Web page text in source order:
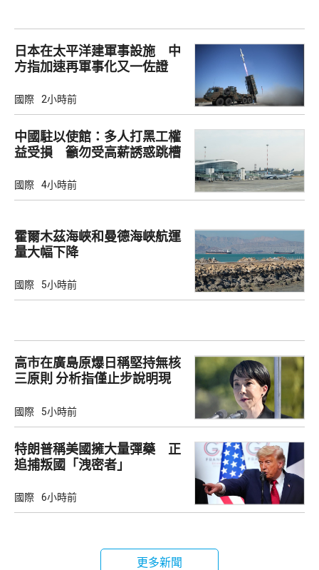
日本在太平洋建軍事設施 中
方指加速再軍事化又一佐證
國際 2小時前
中國駐以使館：多人打黑工權
益受損 籲勿受高薪誘惑跳槽
國際 4小時前
霍爾木茲海峽和曼德海峽航運
量大幅下降
國際 5小時前
高市在廣島原爆日稱堅持無核
三原則 分析指僅止步說明現
國際 5小時前
特朗普稱美國擁大量彈藥 正
追捕叛國「洩密者」
國際 6小時前
更多新聞